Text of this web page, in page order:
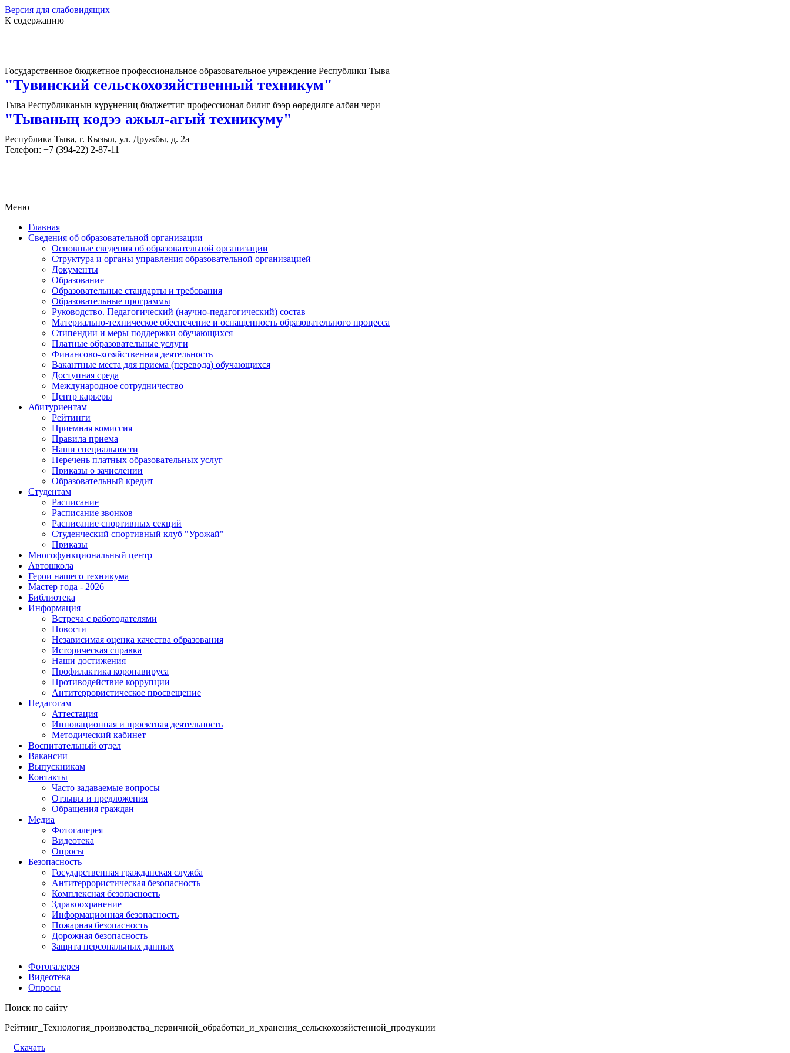
Версия для слабовидящих
К содержанию
Государственное бюджетное профессиональное образовательное учреждение Республики Тыва
"Тувинский сельскохозяйственный техникум"
Тыва Республиканын күрүнениң бюджеттиг профессионал билиг бээр өөредилге албан чери
"Тываның көдээ ажыл-агый техникуму"
Республика Тыва, г. Кызыл, ул. Дружбы, д. 2а
Телефон: +7 (394-22) 2-87-11
Меню
Главная
Сведения об образовательной организации
Основные сведения об образовательной организации
Структура и органы управления образовательной организацией
Документы
Образование
Образовательные стандарты и требования
Образовательные программы
Руководство. Педагогический (научно-педагогический) состав
Материально-техническое обеспечение и оснащенность образовательного процесса
Стипендии и меры поддержки обучающихся
Платные образовательные услуги
Финансово-хозяйственная деятельность
Вакантные места для приема (перевода) обучающихся
Доступная среда
Международное сотрудничество
Центр карьеры
Абитуриентам
Рейтинги
Приемная комиссия
Правила приема
Наши специальности
Перечень платных образовательных услуг
Приказы о зачислении
Образовательный кредит
Студентам
Расписание
Расписание звонков
Расписание спортивных секций
Студенческий спортивный клуб "Урожай"
Приказы
Многофункциональный центр
Автошкола
Герои нашего техникума
Мастер года - 2026
Библиотека
Информация
Встреча с работодателями
Новости
Независимая оценка качества образования
Историческая справка
Наши достижения
Профилактика коронавируса
Противодействие коррупции
Антитеррористическое просвещение
Педагогам
Аттестация
Инновационная и проектная деятельность
Методический кабинет
Воспитательный отдел
Вакансии
Выпускникам
Контакты
Часто задаваемые вопросы
Отзывы и предложения
Обращения граждан
Медиа
Фотогалерея
Видеотека
Опросы
Безопасность
Государственная гражданская служба
Антитеррористическая безопасность
Комплексная безопасность
Здравоохранение
Информационная безопасность
Пожарная безопасность
Дорожная безопасность
Защита персональных данных
Фотогалерея
Видеотека
Опросы
Поиск по сайту
Рейтинг_Технология_производства_первичной_обработки_и_хранения_сельскохозяйстенной_продукции
Скачать